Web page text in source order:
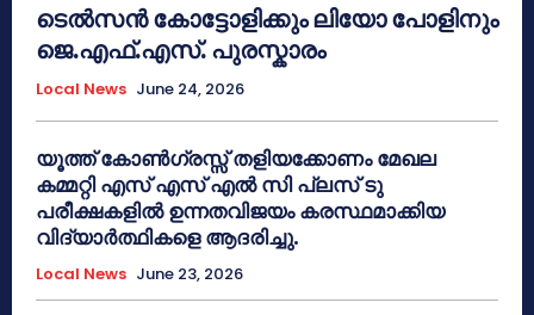
ടെൽസൻ കോട്ടോളിക്കും ലിയോ പോളിനും
ജെ.എഫ്.എസ്. പുരസ്കാരം
Local News June 24, 2026
യൂത്ത് കോൺഗ്രസ്സ് തളിയക്കോണം മേഖല
കമ്മറ്റി എസ് എസ് എൽ സി പ്ലസ് ടു
പരീക്ഷകളിൽ ഉന്നതവിജയം കരസ്ഥമാക്കിയ
വിദ്യാർത്ഥികളെ ആദരിച്ചു.
Local News June 23, 2026